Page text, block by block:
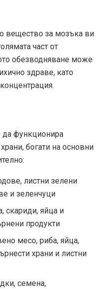
вещество за мозъка ви
част от
обезводняване може
здраве, като
да функционира
богати на основни
листни зелени
и зеленчуци
скариди, яйца и
продукти
месо, риба, яйца,
храни и листни
семена,